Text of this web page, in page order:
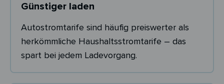
Günstiger laden
Autostromtarife sind häufig preiswerter als
herkömmliche Haushaltsstromtarife – das
spart bei jedem Ladevorgang.